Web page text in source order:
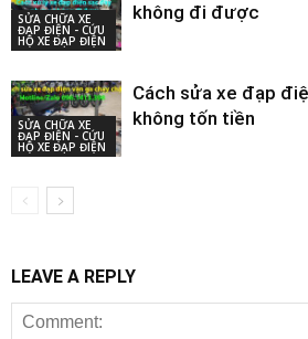
SỬA CHỮA XE
ĐẠP ĐIỆN - CỨU
HỘ XE ĐẠP ĐIỆN
không đi được
SỬA CHỮA XE
ĐẠP ĐIỆN - CỨU
HỘ XE ĐẠP ĐIỆN
Cách sửa xe đạp
không tốn tiền
LEAVE A REPLY